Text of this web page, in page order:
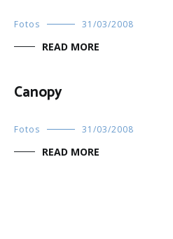
Fotos 31/03/2008
READ MORE
Canopy
Fotos 31/03/2008
READ MORE